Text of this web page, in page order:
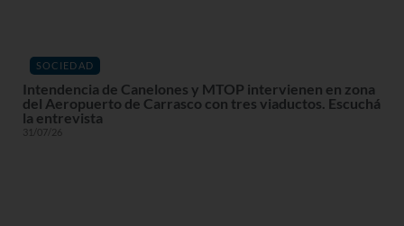
SOCIEDAD
Intendencia de Canelones y MTOP intervienen en zona
del Aeropuerto de Carrasco con tres viaductos. Escuchá
la entrevista
31/07/26